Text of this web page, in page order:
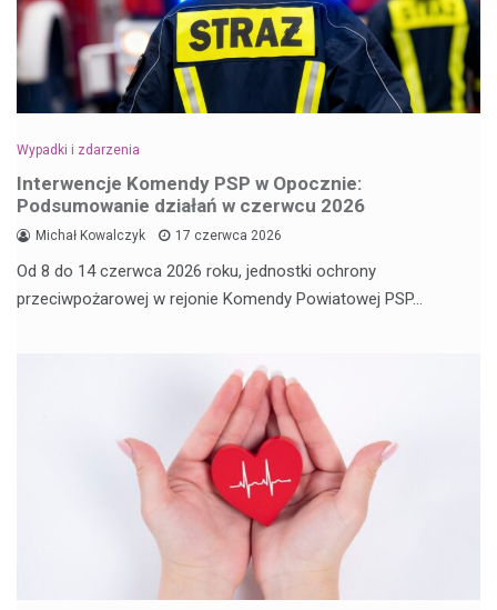
Wypadki i zdarzenia
Interwencje Komendy PSP w Opocznie:
Podsumowanie działań w czerwcu 2026
Michał Kowalczyk 17 czerwca 2026
Od 8 do 14 czerwca 2026 roku, jednostki ochrony
przeciwpożarowej w rejonie Komendy Powiatowej PSP…